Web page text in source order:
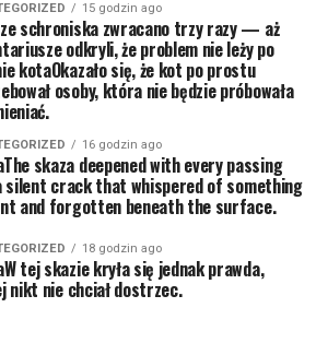
15 godzin ago
schroniska zwracano trzy razy — aż
odkryli, że problem nie leży po
kotaOkazało się, że kot po prostu
osoby, która nie będzie próbowała
16 godzin ago
skaza deepened with every passing
silent crack that whispered of something
and forgotten beneath the surface.
18 godzin ago
tej skazie kryła się jednak prawda,
nikt nie chciał dostrzec.